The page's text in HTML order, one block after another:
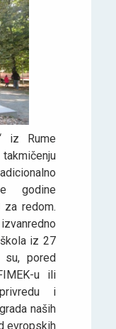
iz Rume
godine
redom.
iz 27
su, pored
u ili
i
naših
evropskih